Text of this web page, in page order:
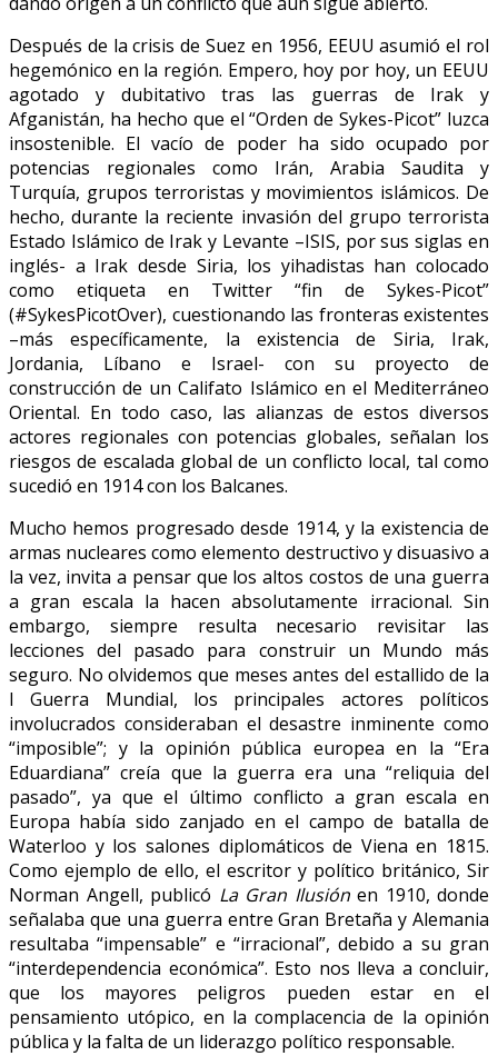
Después de la crisis de Suez en 1956, EEUU asumió el rol
hegemónico en la región. Empero, hoy por hoy, un EEUU
agotado y dubitativo tras las guerras de Irak y
Afganistán, ha hecho que el “Orden de Sykes-Picot” luzca
insostenible. El vacío de poder ha sido ocupado por
potencias regionales como Irán, Arabia Saudita y
Turquía, grupos terroristas y movimientos islámicos. De
hecho, durante la reciente invasión del grupo terrorista
Estado Islámico de Irak y Levante –ISIS, por sus siglas en
inglés- a Irak desde Siria, los yihadistas han colocado
como etiqueta en Twitter “fin de Sykes-Picot”
(#SykesPicotOver), cuestionando las fronteras existentes
–más específicamente, la existencia de Siria, Irak,
Jordania, Líbano e Israel- con su proyecto de
construcción de un Califato Islámico en el Mediterráneo
Oriental. En todo caso, las alianzas de estos diversos
actores regionales con potencias globales, señalan los
riesgos de escalada global de un conflicto local, tal como
sucedió en 1914 con los Balcanes.
Mucho hemos progresado desde 1914, y la existencia de
armas nucleares como elemento destructivo y disuasivo a
la vez, invita a pensar que los altos costos de una guerra
a gran escala la hacen absolutamente irracional. Sin
embargo, siempre resulta necesario revisitar las
lecciones del pasado para construir un Mundo más
seguro. No olvidemos que meses antes del estallido de la
I Guerra Mundial, los principales actores políticos
involucrados consideraban el desastre inminente como
“imposible”; y la opinión pública europea en la “Era
Eduardiana” creía que la guerra era una “reliquia del
pasado”, ya que el último conflicto a gran escala en
Europa había sido zanjado en el campo de batalla de
Waterloo y los salones diplomáticos de Viena en 1815.
Como ejemplo de ello, el escritor y político británico, Sir
Norman Angell, publicó La Gran Ilusión en 1910, donde
señalaba que una guerra entre Gran Bretaña y Alemania
resultaba “impensable” e “irracional”, debido a su gran
“interdependencia económica”. Esto nos lleva a concluir,
que los mayores peligros pueden estar en el
pensamiento utópico, en la complacencia de la opinión
pública y la falta de un liderazgo político responsable.